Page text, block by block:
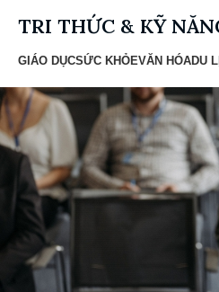
TRI THỨC & KỸ
GIÁO DỤCSỨC KHỎEVĂN HÓADU